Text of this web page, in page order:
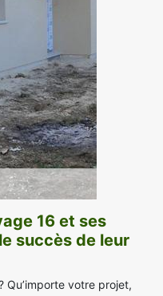
16 et ses
succès de leur
Qu’importe votre projet,